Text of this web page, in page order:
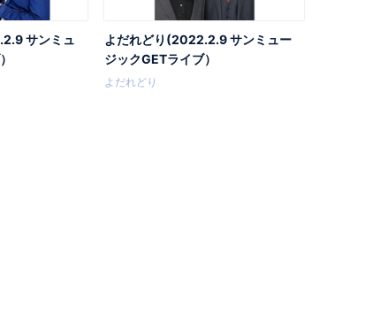
サンミュ
よだれどり(2022.2.9 サンミュー
ジックGETライブ）
よだれどり